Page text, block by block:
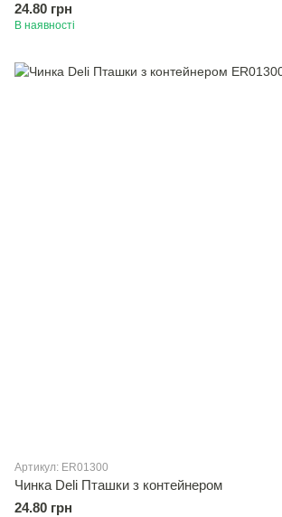
24.80 грн
В наявності
Артикул: ER01300
Чинка Deli Пташки з контейнером
24.80 грн